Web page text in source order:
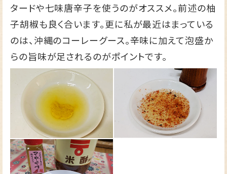
タードや七味唐辛子を使うのがオススメ。前述の柚
子胡椒も良く合います。更に私が最近はまっている
のは、沖縄のコーレーグース。辛味に加えて泡盛か
らの旨味が足されるのがポイントです。